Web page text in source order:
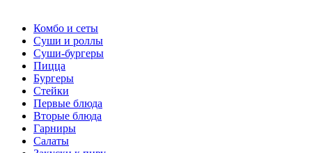
Комбо и сеты
Суши и роллы
Суши-бургеры
Пицца
Бургеры
Стейки
Первые блюда
Вторые блюда
Гарниры
Салаты